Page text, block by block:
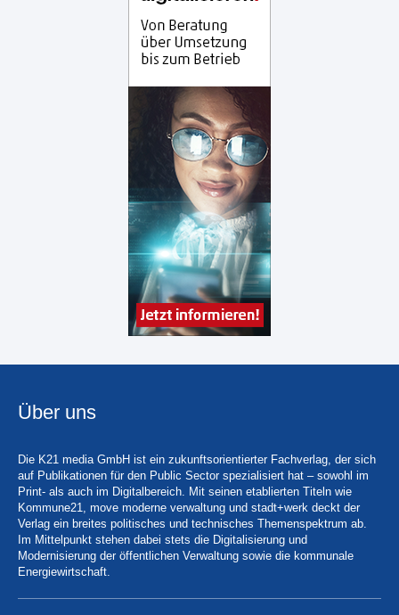
Über uns
Die K21 media GmbH ist ein zukunftsorientierter Fachverlag, der sich
auf Publikationen für den Public Sector spezialisiert hat – sowohl im
Print- als auch im Digitalbereich. Mit seinen etablierten Titeln wie
Kommune21, move moderne verwaltung und stadt+werk deckt der
Verlag ein breites politisches und technisches Themenspektrum ab.
Im Mittelpunkt stehen dabei stets die Digitalisierung und
Modernisierung der öffentlichen Verwaltung sowie die kommunale
Energiewirtschaft.